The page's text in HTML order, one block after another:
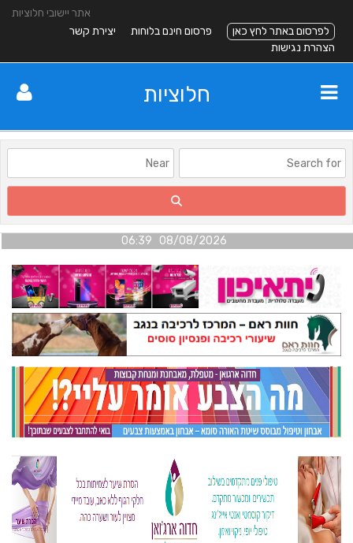
אתר יישובי חלוציות
לפרסום באתר לחץ כאן
פרסום חינם בלוחות
יצירת קשר
הצהרת נגישות
חלוציות
08/08/2026 06:39